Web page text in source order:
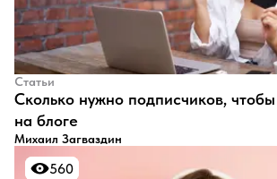
Статьи
​Сколько нужно подписчиков,
на блоге
Михаил Загваздин
560
560